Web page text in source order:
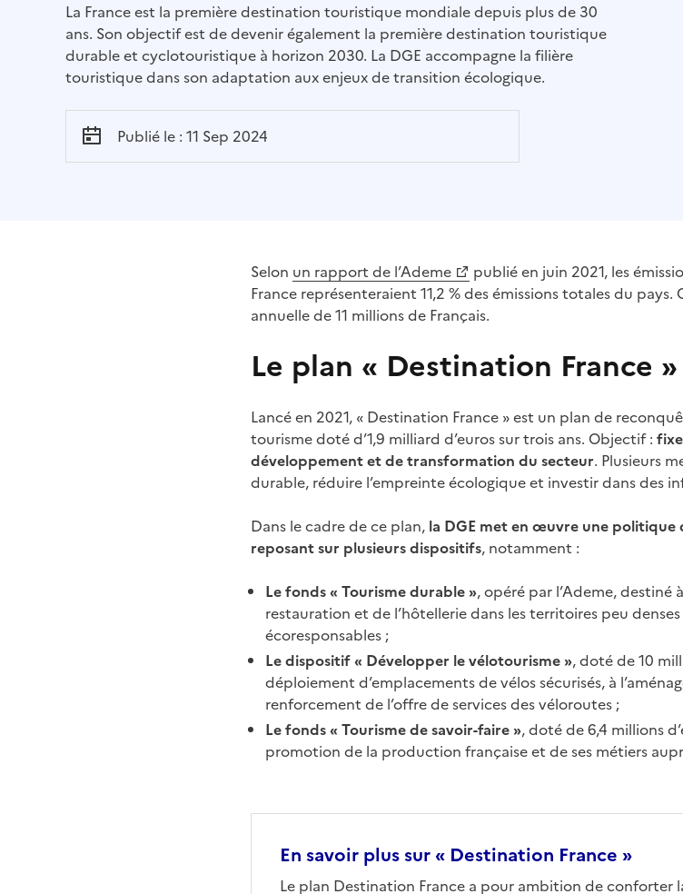
La France est la première destination touristique mondiale depuis plus de 30
ans. Son objectif est de devenir également la première destination touristique
durable et cyclotouristique à horizon 2030. La DGE accompagne la filière
touristique dans son adaptation aux enjeux de transition écologique.
Publié le : 11 Sep 2024
Selon un rapport de l’Ademe
publié en juin 2021, les
France représenteraient 11,2 % des émissions totales du pays.
annuelle de 11 millions de Français.
Le plan « Destination France »
Lancé en 2021, « Destination France » est un plan de
tourisme doté d’1,9 milliard d’euros sur trois ans. Objectif :
développement et de transformation du secteur. Plusieurs
durable, réduire l’empreinte écologique et investir dans des
Dans le cadre de ce plan, la DGE met en œuvre une
reposant sur plusieurs dispositifs, notamment :
Le fonds « Tourisme durable », opéré par l’Ademe,
restauration et de l’hôtellerie dans les territoires peu
écoresponsables ;
Le dispositif « Développer le vélotourisme », doté de 10
déploiement d’emplacements de vélos sécurisés, à
renforcement de l’offre de services des véloroutes ;
Le fonds « Tourisme de savoir-faire », doté de 6,4 millions
promotion de la production française et de ses métiers
En savoir plus sur « Destination France »
Le plan Destination France a pour ambition de conforter